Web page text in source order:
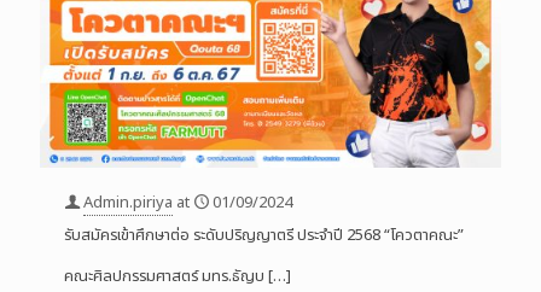
Admin.piriya at
01/09/2024
รับสมัครเข้าศึกษาต่อ ระดับปริญญาตรี ประจำปี 2568 “โควตาคณะ”
คณะศิลปกรรมศาสตร์ มทร.ธัญบ […]